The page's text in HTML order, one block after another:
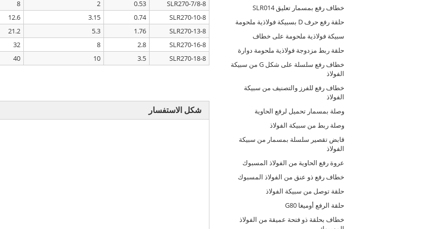
8-SLR270-7/8
0.53
2
8
8-SLR270-10
0.74
3.15
12.6
8-SLR270-13
1.76
5.3
21.2
8-SLR270-16
2.8
8
32
8-SLR270-18
3.5
10
40
شكل الاستفسار
خطاف رفع بمسمار تعليق SLR014
حلقة رفع حرف D بسبيكة فولاذية ملحومة
سبيكة فولاذية ملحومة على خطاف
حلقة ربط مزدوجة فولاذية ملحومة دوارة
خطاف رفع سلسلة على شكل G من سبيكة
الفولاذ
خطاف رفع للفرز والتصنيف من سبيكة
الفولاذ
وصلة بمسمار تحميل لرفع الحاوية
وصلة ربط من سبيكة الفولاذ
قابض تقصير سلسلة بمسمار من سبيكة
الفولاذ
عروة رفع الحاوية من الفولاذ المسبوك
خطاف رفع ذو عنق من الفولاذ المسبوك
حلقة توصل من سبيكة الفولاذ
حلقة الرفع أوميغا G80
خطاف بحلقة ذو فتحة عميقة من الفولاذ